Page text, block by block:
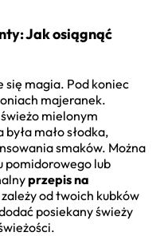
Jak osiągnąć
się magia. Pod koniec
majeranek.
mielonym
mało słodka,
smaków. Można
pomidorowego lub
przepis na
zależy od twoich kubków
posiekany świeży